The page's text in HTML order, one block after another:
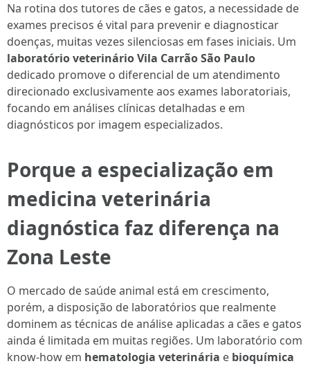
Na rotina dos tutores de cães e gatos, a necessidade de
exames precisos é vital para prevenir e diagnosticar
doenças, muitas vezes silenciosas em fases iniciais. Um
laboratório veterinário Vila Carrão São Paulo
dedicado promove o diferencial de um atendimento
direcionado exclusivamente aos exames laboratoriais,
focando em análises clínicas detalhadas e em
diagnósticos por imagem especializados.
Porque a especialização em
medicina veterinária
diagnóstica faz diferença na
Zona Leste
O mercado de saúde animal está em crescimento,
porém, a disposição de laboratórios que realmente
dominem as técnicas de análise aplicadas a cães e gatos
ainda é limitada em muitas regiões. Um laboratório com
know-how em hematologia veterinária e bioquímica